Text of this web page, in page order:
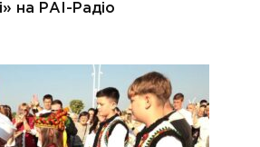
на РАІ-Радіо